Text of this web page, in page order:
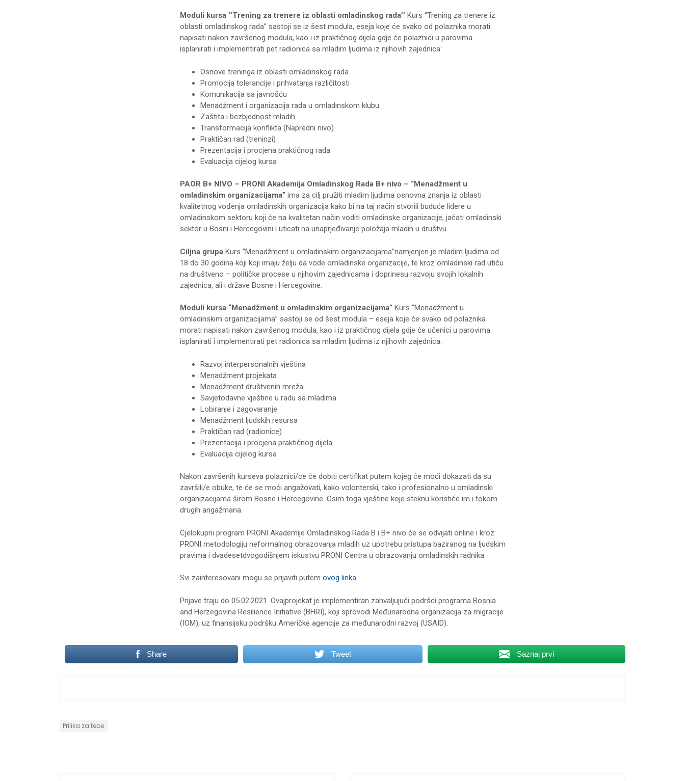
Moduli kursa ’’Trening za trenere iz oblasti omladinskog rada’’ Kurs “Trening za trenere iz
oblasti omladinskog rada” sastoji se iz šest modula, eseja koje će svako od polaznika morati
napisati nakon završenog modula, kao i iz praktičnog dijela gdje će polaznici u parovima
isplanirati i implementirati pet radionica sa mladim ljudima iz njihovih zajednica:
Osnove treninga iz oblasti omladinskog rada
Promocija tolerancije i prihvatanja različitosti
Komunikacija sa javnošću
Menadžment i organizacija rada u omladinskom klubu
Zaštita i bezbjednost mladih
Transformacija konflikta (Napredni nivo)
Praktičan rad (treninzi)
Prezentacija i procjena praktičnog rada
Evaluacija cijelog kursa
PAOR B+ NIVO – PRONI Akademija Omladinskog Rada B+ nivo – “Menadžment u
omladinskim organizacijama” ima za cilj pružiti mladim ljudima osnovna znanja iz oblasti
kvalitetnog vođenja omladinskih organizacija kako bi na taj način stvorili buduće lidere u
omladinskom sektoru koji će na kvalitetan način voditi omladinske organizacije, jačati omladinski
sektor u Bosni i Hercegovini i uticati na unaprjeđivanje položaja mladih u društvu.
Ciljna grupa Kurs “Menadžment u omladinskim organizacijama”namjenjen je mladim ljudima od
18 do 30 godina koji koji imaju želju da vode omladinske organizacije, te kroz omladinski rad utiču
na društveno – političke procese u njihovim zajednicama i doprinesu razvoju svojih lokalnih
zajednica, ali i države Bosne i Hercegovine.
Moduli kursa “Menadžment u omladinskim organizacijama” Kurs “Menadžment u
omladinskim organizacijama” sastoji se od šest modula – eseja koje će svako od polaznika
morati napisati nakon završenog modula, kao i iz praktičnog dijela gdje će učenici u parovima
isplanirati i implementirati pet radionica sa mladim ljudima iz njihovih zajednica:
Razvoj interpersonalnih vještina
Menadžment projekata
Menadžment društvenih mreža
Savjetodavne vještine u radu sa mladima
Lobiranje i zagovaranje
Menadžment ljudskih resursa
Praktičan rad (radionice)
Prezentacija i procjena praktičnog dijela
Evaluacija cijelog kursa
Nakon završenih kurseva polaznici/ce će dobiti certifikat putem kojeg će moći dokazati da su
završili/e obuke, te će se moći angažovati, kako volonterski, tako i profesionalno u omladinski
organizacijama širom Bosne i Hercegovine. Osim toga vještine koje steknu koristiće im i tokom
drugih angažmana.
Cjelokupni program PRONI Akademije Omladinskog Rada B i B+ nivo će se odvijati online i kroz
PRONI metodologiju neformalnog obrazovanja mladih uz upotrebu pristupa baziranog na ljudskim
pravima i dvadesetdvogodišnjem iskustvu PRONI Centra u obrazovanju omladinskih radnika.
Svi zainteresovani mogu se prijaviti putem ovog linka.
Prijave traju do 05.02.2021. Ovajprojekat je implementiran zahvaljujući podršci programa Bosnia
and Herzegovina Resilience Initiative (BHRI), koji sprovodi Međunarodna organizacija za migracije
(IOM), uz finansijsku podršku Američke agencije za međunarodni razvoj (USAID).
Share Tweet Saznaj prvi
Prilika za tebe